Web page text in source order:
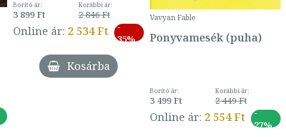
Borító ár:
3 899 Ft
Korábbi ár:
2 846 Ft
Online ár: 2 534 Ft
-
35%
Kosárba
Vavyan Fable
Ponyvamesék (puha)
Borító ár:
3 499 Ft
Korábbi ár:
2 449 Ft
Online ár: 2 554 Ft
-
27%